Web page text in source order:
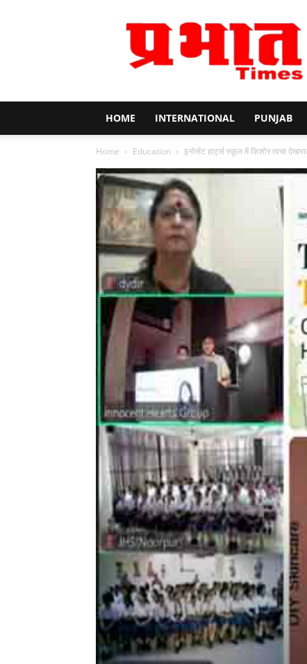
Prabhat
HOME INTERNATIONAL PUNJAB
Home Education इनोसेंट हार्ट्स स्कूल में किशोर त्वचा